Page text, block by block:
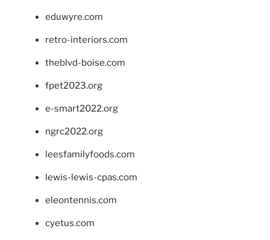
eduwyre.com
retro-interiors.com
theblvd-boise.com
fpet2023.org
e-smart2022.org
ngrc2022.org
leesfamilyfoods.com
lewis-lewis-cpas.com
eleontennis.com
cyetus.com